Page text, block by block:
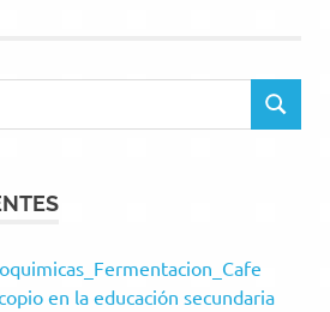
BUSCAR
en la educación secundaria